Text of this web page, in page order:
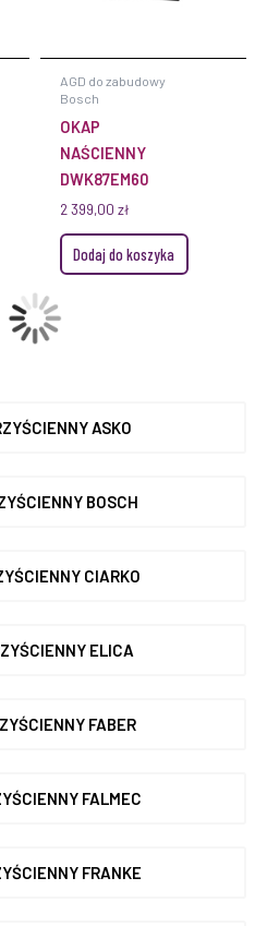
AGD do zabudowy
Bosch
OKAP
NAŚCIENNY
DWK87EM60
2 399,00 zł
Dodaj do koszyka
ASKO
BOSCH
CIARKO
ELICA
FABER
FALMEC
FRANKE